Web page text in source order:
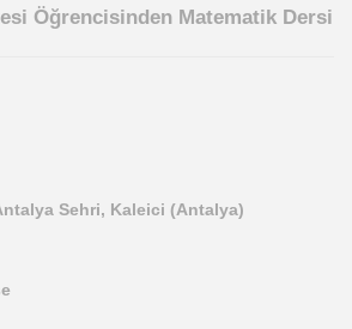
Öğrencisinden Matematik Dersi
Sehri, Kaleici (Antalya)